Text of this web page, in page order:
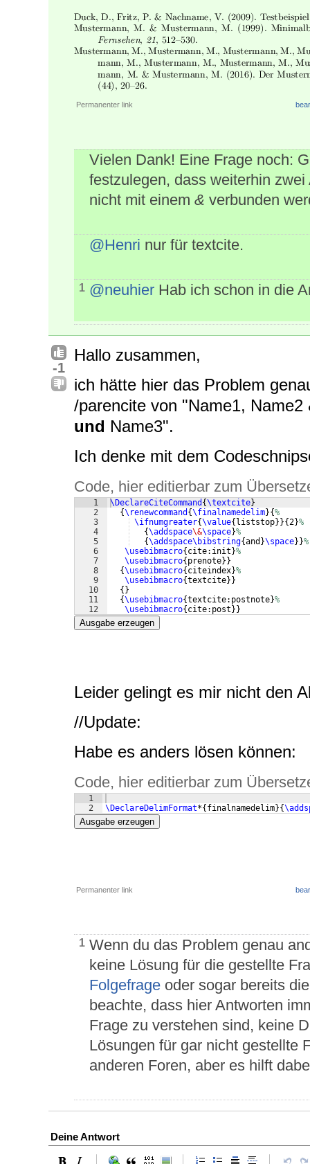
Permanenter link
Vielen Dank! Eine Frage noch:
festzulegen, dass weiterhin
nicht mit einem & verbunden
@Henri nur für textcite.
1 @neuhier Hab ich schon in die
-1
Hallo zusammen,
ich hätte hier das Problem
/parencite von "Name1, Name2
und Name3".
Ich denke mit dem
Code, hier editierbar zum
1
2
3
4
5
6
7
8
9
10
11
12
\DeclareCiteCommand {\textcite}
{\renewcommand {\finalnamedelim}{%
\ifnumgreater{\value{ liststop}}{2}%
{\addspace\&\space}%
{\addspace\bibstring{and }\space}}%
\usebibmacro{ cite:init }%
\usebibmacro{ prenote}}
{\usebibmacro{ citeindex}%
\usebibmacro{textcite}}
{ }
{\usebibmacro{textcite:postnote}%
\usebibmacro{ cite:post }}
Ausgabe erzeugen
Leider gelingt es mir nicht den
//Update:
Habe es anders lösen können:
Code, hier editierbar zum
1
2
\DeclareDelimFormat*{ finalnamedelim}{
Ausgabe erzeugen
Permanenter link
1 Wenn du das Problem genau
keine Lösung für die gestellte
Folgefrage oder sogar bereits
beachte, dass hier Antworten
Frage zu verstehen sind, keine
Lösungen für gar nicht gestellte
anderen Foren, aber es hilft
Deine Antwort